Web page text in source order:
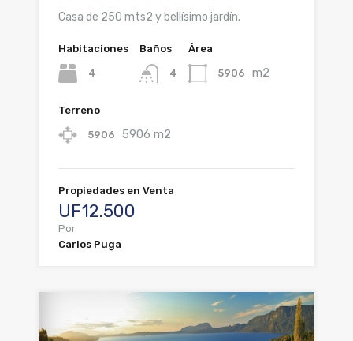
Casa de 250 mts2 y bellísimo jardín.
Habitaciones
4
Baños
4
Área
5906 m2
Terreno
5906 5906 m2
Propiedades en Venta
UF12.500
Por
Carlos Puga